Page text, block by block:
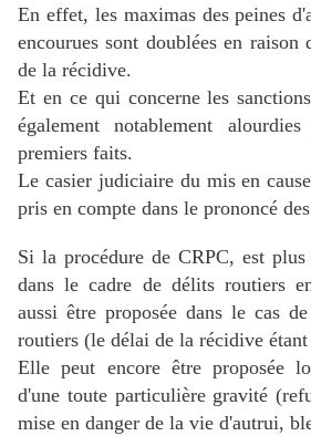
En effet, les maximas des peines
encourues sont doublées en raison
de la récidive.
Et en ce qui concerne les
également notablement
premiers faits.
Le casier judiciaire du mis en
pris en compte dans le prononcé
Si la procédure de CRPC, est
dans le cadre de délits routiers
aussi être proposée dans le cas
routiers (le délai de la récidive étant
Elle peut encore être proposée
d'une toute particulière gravité
mise en danger de la vie d'autrui,